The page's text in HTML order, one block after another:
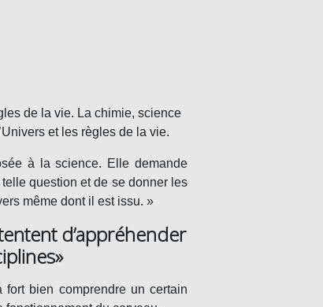
de la vie. La chimie, science
et les règles de la vie.
à la science. Elle demande
question et de se donner les
même dont il est issu. »
d’appréhender
fort bien comprendre un certain